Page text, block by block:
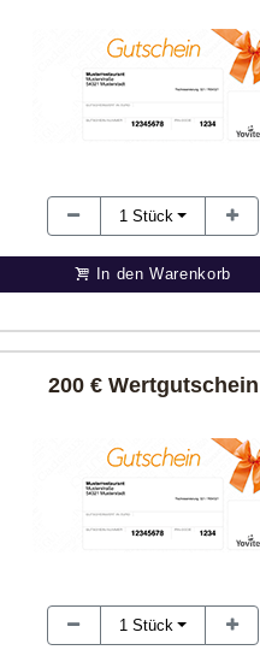
1 Stück
In den Warenkorb
200 € Wertgutschein
1 Stück